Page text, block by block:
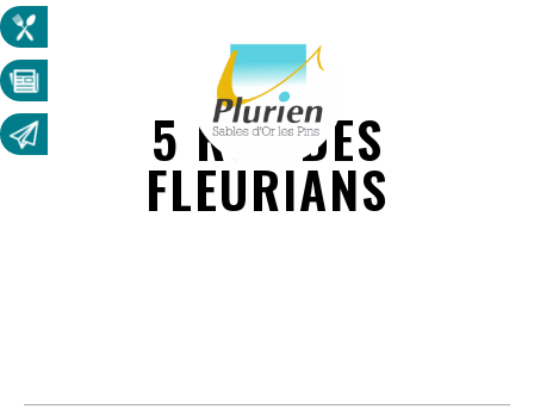
5 RUE DES
FLEURIANS